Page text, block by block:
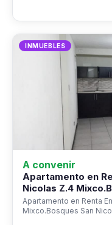
INMUEBLES
A convenir
Apartamento en
Nicolas Z.4
Apartamento en Renta
Mixco.Bosques San